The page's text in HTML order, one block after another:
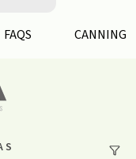
FAQS CANNING